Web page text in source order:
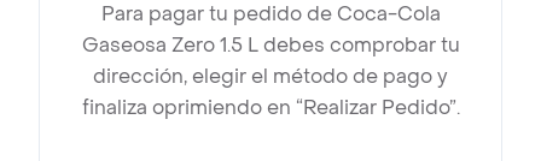
Para pagar tu pedido de Coca-Cola
Gaseosa Zero 1.5 L debes comprobar tu
dirección, elegir el método de pago y
finaliza oprimiendo en “Realizar Pedido”.